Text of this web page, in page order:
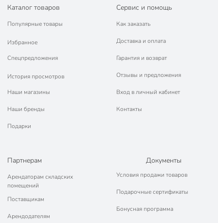
Каталог товаров
Популярные товары
Избранное
Спецпредложения
История просмотров
Наши магазины
Наши бренды
Подарки
Сервис и помощь
Как заказать
Доставка и оплата
Гарантия и возврат
Отзывы и предложения
Вход в личный кабинет
Контакты
Партнерам
Арендаторам складских
помещений
Поставщикам
Арендодателям
Документы
Условия продажи товаров
Подарочные сертификаты
Бонусная программа